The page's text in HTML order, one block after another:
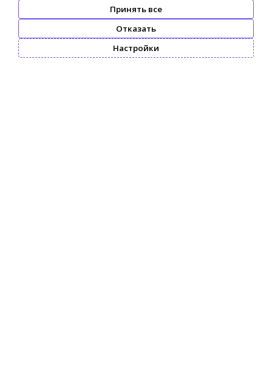
Принять все
Отказать
Настройки